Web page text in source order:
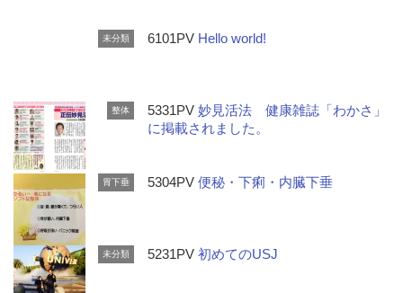
未分類 6101PV Hello world!
整体 5331PV妙見活法 健康雑誌「わかさ」
に掲載されました。
胃下垂 5304PV便秘・下痢・内臓下垂
未分類 5231PV初めてのUSJ